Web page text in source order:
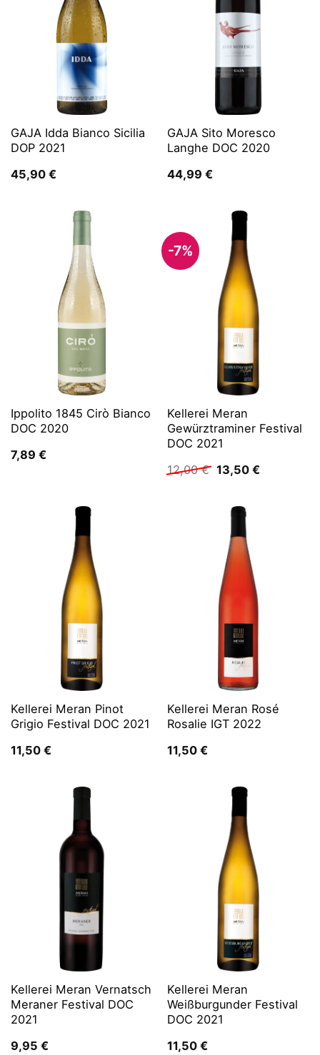
GAJA Idda Bianco Sicilia
DOP 2021
45,90 €
GAJA Sito Moresco
Langhe DOC 2020
44,99 €
Ippolito 1845 Cirò Bianco
DOC 2020
7,89 €
-7%
Kellerei Meran
Gewürztraminer Festival
DOC 2021
12,00€ Ursprünglicher
Preis
12,00 €
13,50 €Aktueller
Kellerei Meran Pinot
Grigio Festival DOC 2021
11,50 €
Kellerei Meran Rosé
Rosalie IGT 2022
11,50 €
Kellerei Meran Vernatsch
Meraner Festival DOC
2021
9,95 €
Kellerei Meran
Weißburgunder Festival
DOC 2021
11,50 €